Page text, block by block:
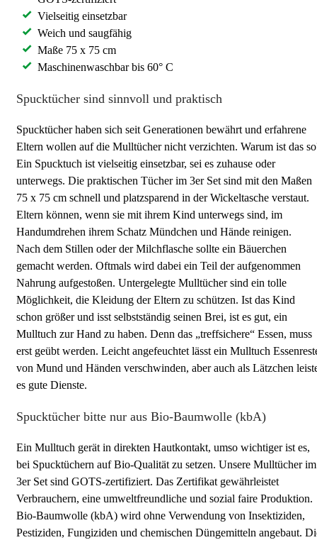
Vielseitig einsetzbar
Weich und saugfähig
Maße 75 x 75 cm
Maschinenwaschbar bis 60° C
Spucktücher sind sinnvoll und praktisch
Spucktücher haben sich seit Generationen bewährt und erfahrene
Eltern wollen auf die Mulltücher nicht verzichten. Warum ist das
Ein Spucktuch ist vielseitig einsetzbar, sei es zuhause oder
unterwegs. Die praktischen Tücher im 3er Set sind mit den Maßen
75 x 75 cm schnell und platzsparend in der Wickeltasche verstaut.
Eltern können, wenn sie mit ihrem Kind unterwegs sind, im
Handumdrehen ihrem Schatz Mündchen und Hände reinigen.
Nach dem Stillen oder der Milchflasche sollte ein Bäuerchen
gemacht werden. Oftmals wird dabei ein Teil der aufgenommen
Nahrung aufgestoßen. Untergelegte Mulltücher sind ein tolle
Möglichkeit, die Kleidung der Eltern zu schützen. Ist das Kind
schon größer und isst selbstständig seinen Brei, ist es gut, ein
Mulltuch zur Hand zu haben. Denn das „treffsichere“ Essen, muss
erst geübt werden. Leicht angefeuchtet lässt ein Mulltuch
von Mund und Händen verschwinden, aber auch als Lätzchen
es gute Dienste.
Spucktücher bitte nur aus Bio-Baumwolle (kbA)
Ein Mulltuch gerät in direkten Hautkontakt, umso wichtiger ist es,
bei Spucktüchern auf Bio-Qualität zu setzen. Unsere Mulltücher im
3er Set sind GOTS-zertifiziert. Das Zertifikat gewährleistet
Verbrauchern, eine umweltfreundliche und sozial faire Produktion.
Bio-Baumwolle (kbA) wird ohne Verwendung von Insektiziden,
Pestiziden, Fungiziden und chemischen Düngemitteln angebaut.